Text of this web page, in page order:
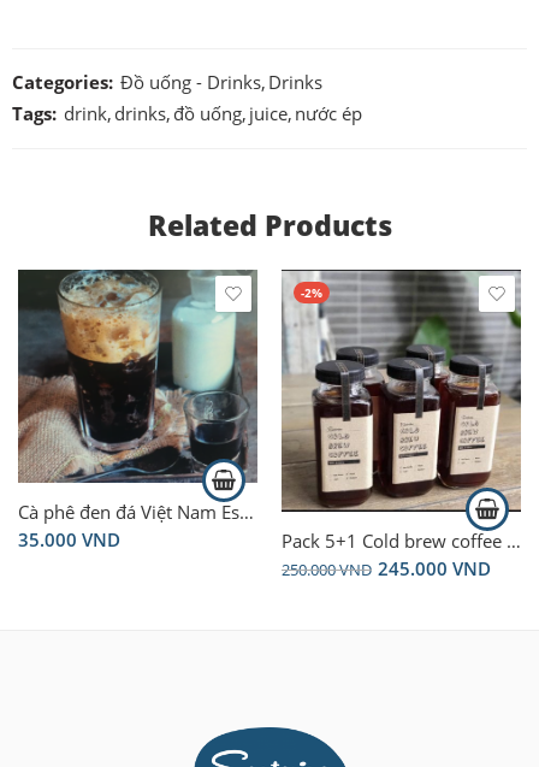
Categories: Đồ uống - Drinks, Drinks
Tags: drink, drinks, đồ uống, juice, nước ép
Related Products
Cà phê đen đá Việt Nam Espresso – Vietnamese black coffee espresso hot/iced
35.000 VND
-2%
Pack 5+1 Cold brew coffee – light & red honey/ cà phê ủ lạnh (gu nhẹ)
250.000VND 245.000 VND